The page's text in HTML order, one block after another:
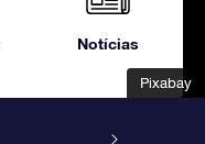
Pixabay
Pixabay
Notícias